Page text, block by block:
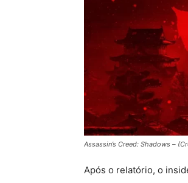
Assassin’s Creed: Shadows –
Após o relatório, o